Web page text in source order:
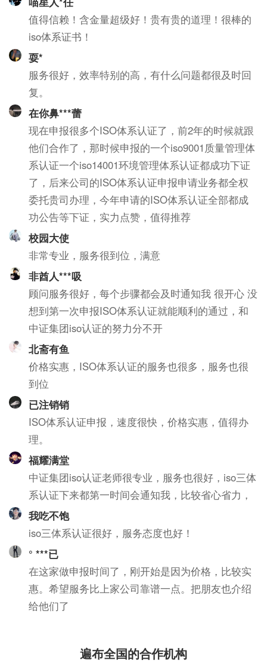
值得信赖！含金量超级好！贵有贵的道理！很棒的
iso体系证书！
耍*
服务很好，效率特别的高，有什么问题都很及时回
复。
在你鼻***蕾
现在申报很多个ISO体系认证了，前2年的时候就跟
他们合作了，那时候申报的一个iso9001质量管理体
系认证一个iso14001环境管理体系认证都成功下证
了，后来公司的ISO体系认证申报申请业务都全权
委托贵司办理，今年申请的ISO体系认证全部都成
功公告等下证，实力点赞，值得推荐
校园大使
非常专业，服务很到位，满意
非酋人***吸
顾问服务很好，每个步骤都会及时通知我 很开心 没
想到第一次申报ISO体系认证就能顺利的通过，和
中证集团iso认证的努力分不开
北斋有鱼
价格实惠，ISO体系认证的服务也很多，服务也很
到位
已注销销
ISO体系认证申报，速度很快，价格实惠，值得办
理。
福耀满堂
中证集团iso认证老师很专业，服务也很好，iso三体
系认证下来都第一时间会通知我，比较省心省力，
我吃不饱
iso三体系认证很好，服务态度也好！
° ***已
在这家做申报时间了，刚开始是因为价格，比较实
惠。希望服务比上家公司靠谱一点。把朋友也介绍
给他们了
遍布全国的合作机构